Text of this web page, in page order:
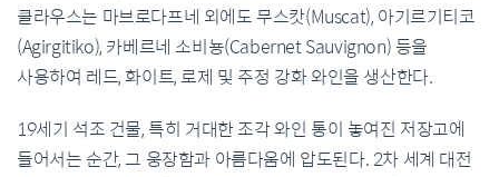
클라우스는 마브로다프네 외에도 무스캇(Muscat), 아기르기티코
(Agirgitiko), 카베르네 소비뇽(Cabernet Sauvignon) 등을
사용하여 레드, 화이트, 로제 및 주정 강화 와인을 생산한다.
19세기 석조 건물, 특히 거대한 조각 와인 통이 놓여진 저장고에
들어서는 순간, 그 웅장함과 아름다움에 압도된다. 2차 세계 대전